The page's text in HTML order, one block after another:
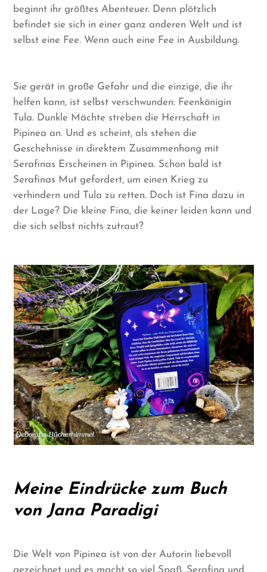
beginnt ihr größtes Abenteuer. Denn plötzlich
befindet sie sich in einer ganz anderen Welt und ist
selbst eine Fee. Wenn auch eine Fee in Ausbildung.
Sie gerät in große Gefahr und die einzige, die ihr
helfen kann, ist selbst verschwunden: Feenkönigin
Tula. Dunkle Mächte streben die Herrschaft in
Pipinea an. Und es scheint, als stehen die
Geschehnisse in direktem Zusammenhang mit
Serafinas Erscheinen in Pipinea. Schon bald ist
Serafinas Mut gefordert, um einen Krieg zu
verhindern und Tula zu retten. Doch ist Fina dazu in
der Lage? Die kleine Fina, die keiner leiden kann und
die sich selbst nichts zutraut?
Meine Eindrücke zum Buch
von Jana Paradigi
Die Welt von Pipinea ist von der Autorin liebevoll
gezeichnet und es macht so viel Spaß, Serafina und